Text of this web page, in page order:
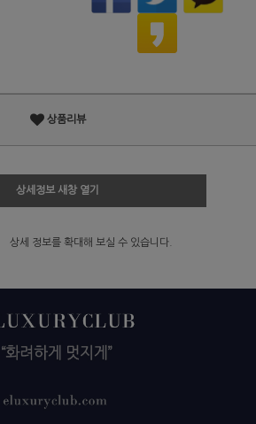
상품리뷰
상세정보 새창 열기
상세 정보를 확대해 보실 수 있습니다.